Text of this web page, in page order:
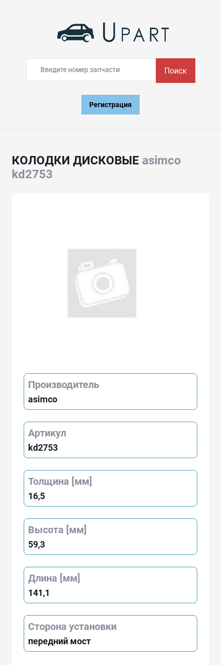
Поиск
Регистрация
КОЛОДКИ ДИСКОВЫЕ asimco
kd2753
Производитель
asimco
Артикул
kd2753
Толщина [мм]
16,5
Высота [мм]
59,3
Длина [мм]
141,1
Сторона установки
передний мост